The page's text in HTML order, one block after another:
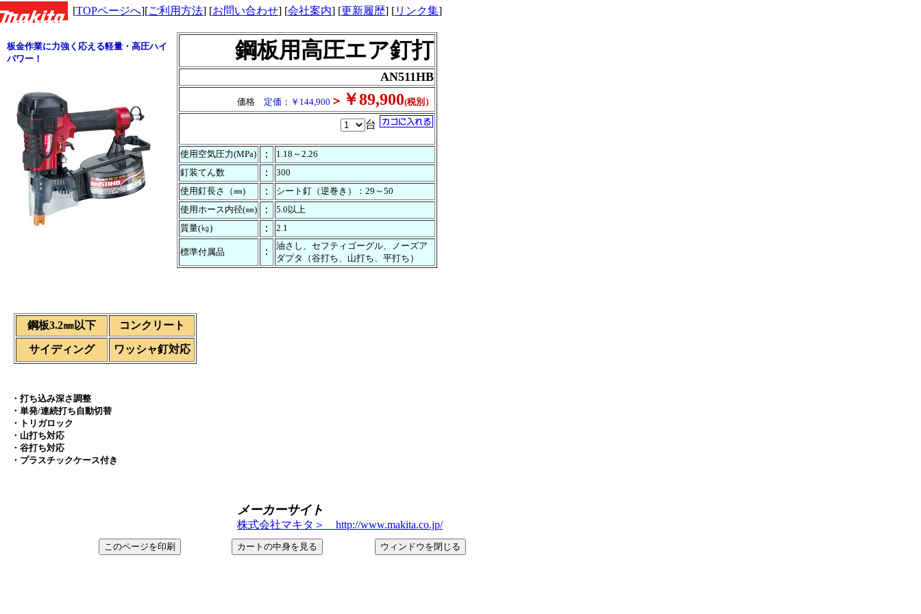
・打ち込み深さ調整
・単発/連続打ち自動切替
・トリガロック
・山打ち対応
・谷打ち対応
・プラスチックケース付き
鋼板3.2㎜以下 コンクリート
サイディング ワッシャ釘対応
板金作業に力強く応える軽量・高圧ハイ
パワー！
メーカーサイト
株式会社マキタ＞ http://www.makita.co.jp/
鋼板用高圧エア釘打
AN511HB
価格 定価：￥144,900 ＞ ￥89,900(税別）
台
使用空気圧力(MPa) ：
1.18～2.26
釘装てん数
：
300
使用釘長さ（㎜)
：
シート釘（逆巻き）：29～50
使用ホース内径(㎜)
：
5.0以上
質量(㎏)
： 2.1
標準付属品 ：
油さし、セフティゴーグル、ノーズア
ダプタ（谷打ち、山打ち、平打ち）
[TOPページへ][ご利用方法] [お問い合わせ] [会社案内] [更新履歴] [リンク集]